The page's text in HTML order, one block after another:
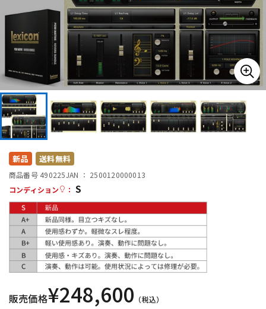
アンプ エフェクター
DTM オンライン納品 レコーディング機器
配信/ライブ機器
新品 送料無料
商品番号 490225JAN ： 2500120000013
コンディション
： S
販売価格¥248,600 （税込）